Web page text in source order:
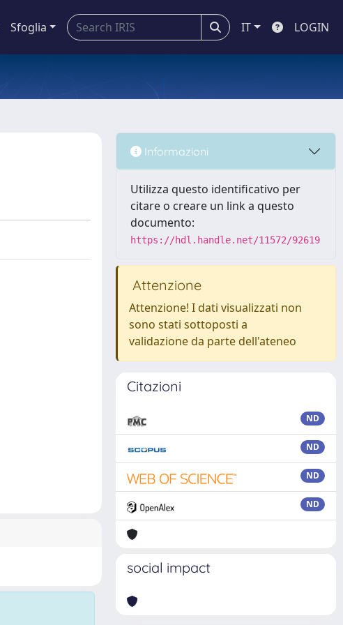
Sfoglia IT LOGIN
Informazioni
Utilizza questo identificativo per
citare o creare un link a questo
documento:
https://hdl.handle.net/11572/92619
Attenzione
Attenzione! I dati visualizzati non
sono stati sottoposti a
validazione da parte dell'ateneo
Citazioni
ND
ND
ND
ND
social impact